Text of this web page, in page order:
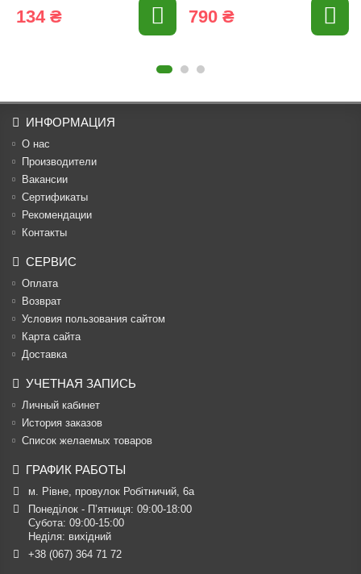
134 ₴ 790 ₴
ИНФОРМАЦИЯ
О нас
Производители
Вакансии
Cертификаты
Рекомендации
Контакты
СЕРВИС
Оплата
Возврат
Условия пользования сайтом
Карта сайта
Доставка
УЧЕТНАЯ ЗАПИСЬ
Личный кабинет
История заказов
Список желаемых товаров
ГРАФИК РАБОТЫ
м. Рівне, провулок Робітничий, 6а
Понеділок - П’ятниця: 09:00-18:00
Субота: 09:00-15:00
Неділя: вихідний
+38 (067) 364 71 72